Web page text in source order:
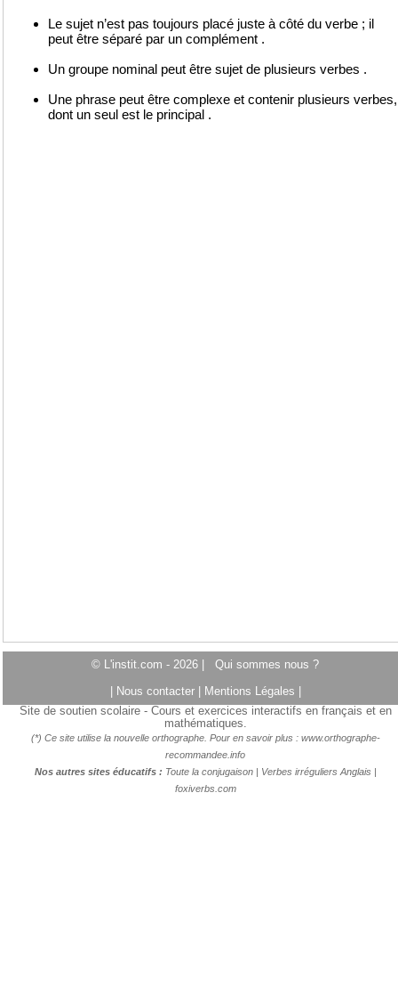
Le sujet n’est pas toujours placé juste à côté du verbe ; il
peut être séparé par un complément .
Un groupe nominal peut être sujet de plusieurs verbes .
Une phrase peut être complexe et contenir plusieurs verbes,
dont un seul est le principal .
© L'instit.com - 2026 | Qui sommes nous ?
Nous contacter Mentions Légales
Site de soutien scolaire - Cours et exercices interactifs en français et en
mathématiques.
(*) Ce site utilise la nouvelle orthographe. Pour en savoir plus : www.orthographe-
recommandee.info
Nos autres sites éducatifs : Toute la conjugaison| Verbes irréguliers Anglais
foxiverbs.com